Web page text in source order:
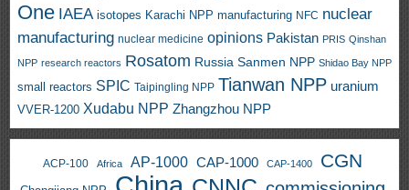
One IAEA isotopes Karachi NPP manufacturing NFC nuclear
manufacturing nuclear medicine opinions Pakistan PRIS Qinshan
NPP research reactors Rosatom Russia Sanmen NPP Shidao Bay NPP
small reactors SPIC Taipingling NPP Tianwan NPP uranium
VVER-1200 Xudabu NPP Zhangzhou NPP
ACP-100 Africa AP-1000 CAP-1000 CAP-1400 CGN